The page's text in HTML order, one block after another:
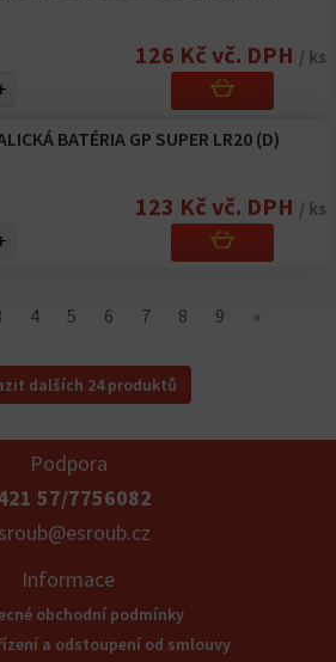
126 Kč vč. DPH / ks
BATÉRIA GP SUPER LR20 (D)
123 Kč vč. DPH / ks
4 5 6 7 8 9 »
dalších 24 produktů
Podpora
57/7756082
Informace
obchodní podmínky
a odstoupení od smlouvy